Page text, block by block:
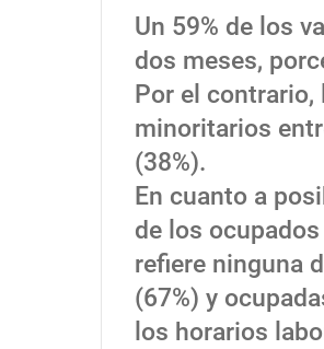
Un 59% de los
dos meses,
Por el contrario,
minoritarios
(38%).
En cuanto a
de los
refiere ninguna
(67%) y
los horarios